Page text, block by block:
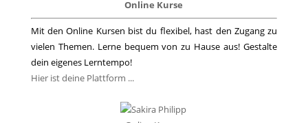
Online Kurse
Mit den Online Kursen bist du flexibel, hast den Zugang zu
vielen Themen. Lerne bequem von zu Hause aus! Gestalte
dein eigenes Lerntempo!
Hier ist deine Plattform ...